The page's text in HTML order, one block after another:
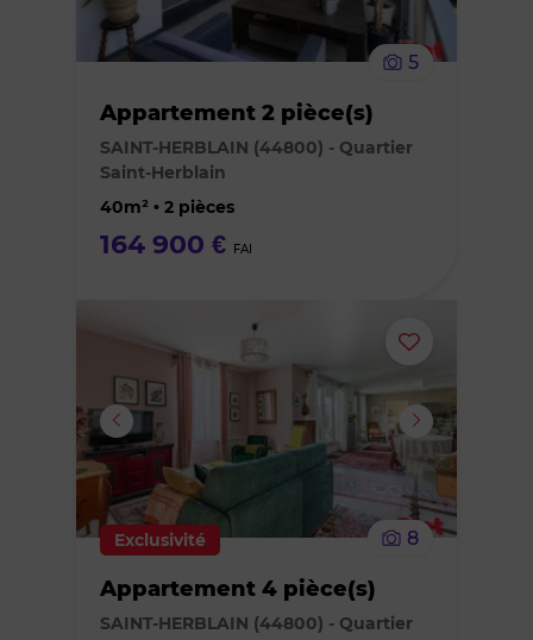
le
5
Appartement 2 pièce(s)
SAINT-HERBLAIN (44800) - Quartier
Saint-Herblain
40m² • 2 pièces
164 900 € FAI
Ajouter
ou
supprimer
le
Exclusivité 8
Appartement 4 pièce(s)
SAINT-HERBLAIN (44800) - Quartier